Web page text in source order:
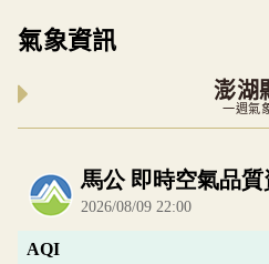
氣象資訊
澎湖
一週氣
內嵌空氣品質小工具為